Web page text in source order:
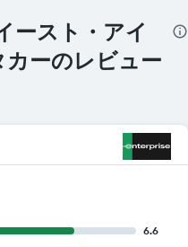
ースト・アイ
ーのレビュー
6.6